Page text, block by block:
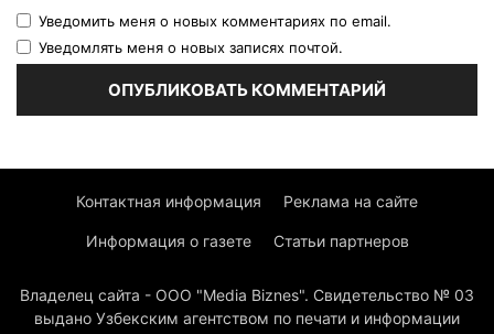
Уведомить меня о новых комментариях по email.
Уведомлять меня о новых записях почтой.
Контактная информация Реклама на сайте
Информация о газете Статьи партнеров
Владелец сайта - ООО "Media Biznes". Свидетельство № 03
выдано Узбекским агентством по печати и информации